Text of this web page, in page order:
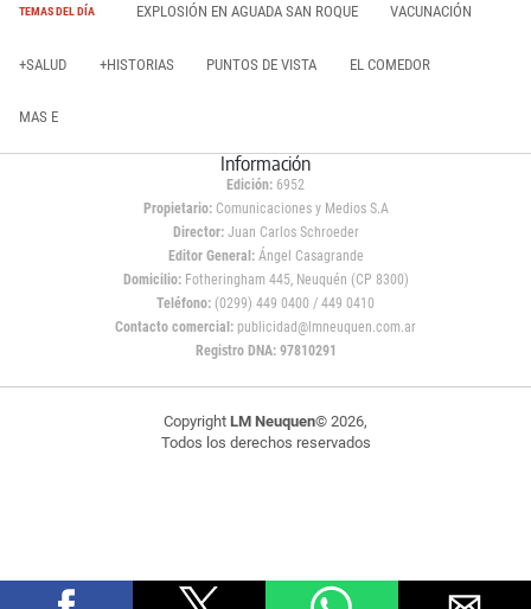
TEMAS DEL DÍA EXPLOSIÓN EN AGUADA SAN ROQUE VACUNACIÓN
+SALUD +HISTORIAS PUNTOS DE VISTA EL COMEDOR
MAS E
Información
Edición: 6952
Propietario:Comunicaciones y Medios S.A
Director: Juan Carlos Schroeder
Editor General:Ángel Casagrande
Domicilio:Fotheringham 445, Neuquén (CP 8300)
Teléfono: (0299) 449 0400 / 449 0410
Contacto comercial: publicidad@lmneuquen.com.ar
Registro DNA: 97810291
Copyright LM Neuquen© 2026,
Todos los derechos reservados